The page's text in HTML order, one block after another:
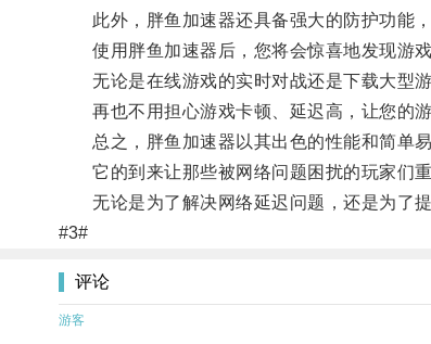
此外，胖鱼加速器还具备强大的防护功能，
使用胖鱼加速器后，您将会惊喜地发现游戏
无论是在线游戏的实时对战还是下载大型游
再也不用担心游戏卡顿、延迟高，让您的游
总之，胖鱼加速器以其出色的性能和简单易
它的到来让那些被网络问题困扰的玩家们重
无论是为了解决网络延迟问题，还是为了提
#3#
评论
游客